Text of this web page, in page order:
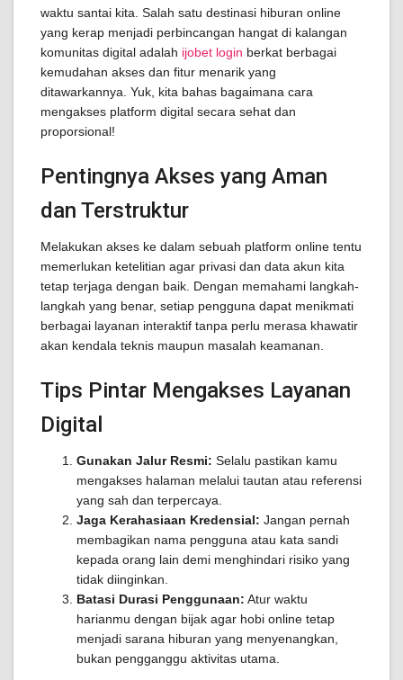
waktu santai kita. Salah satu destinasi hiburan online
yang kerap menjadi perbincangan hangat di kalangan
komunitas digital adalah ijobet login berkat berbagai
kemudahan akses dan fitur menarik yang
ditawarkannya. Yuk, kita bahas bagaimana cara
mengakses platform digital secara sehat dan
proporsional!
Pentingnya Akses yang Aman
dan Terstruktur
Melakukan akses ke dalam sebuah platform online tentu
memerlukan ketelitian agar privasi dan data akun kita
tetap terjaga dengan baik. Dengan memahami langkah-
langkah yang benar, setiap pengguna dapat menikmati
berbagai layanan interaktif tanpa perlu merasa khawatir
akan kendala teknis maupun masalah keamanan.
Tips Pintar Mengakses Layanan
Digital
Gunakan Jalur Resmi: Selalu pastikan kamu
mengakses halaman melalui tautan atau referensi
yang sah dan terpercaya.
Jaga Kerahasiaan Kredensial: Jangan pernah
membagikan nama pengguna atau kata sandi
kepada orang lain demi menghindari risiko yang
tidak diinginkan.
Batasi Durasi Penggunaan: Atur waktu
harianmu dengan bijak agar hobi online tetap
menjadi sarana hiburan yang menyenangkan,
bukan pengganggu aktivitas utama.